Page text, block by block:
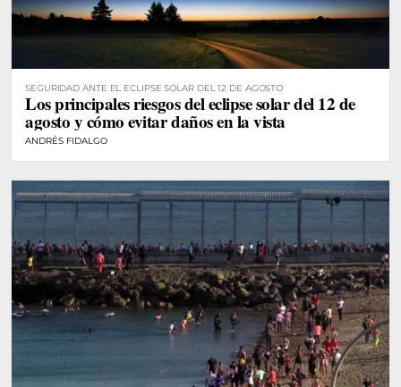
SEGURIDAD ANTE EL ECLIPSE SOLAR DEL 12 DE AGOSTO
Los principales riesgos del eclipse solar del 12 de
agosto y cómo evitar daños en la vista
ANDRÉS FIDALGO